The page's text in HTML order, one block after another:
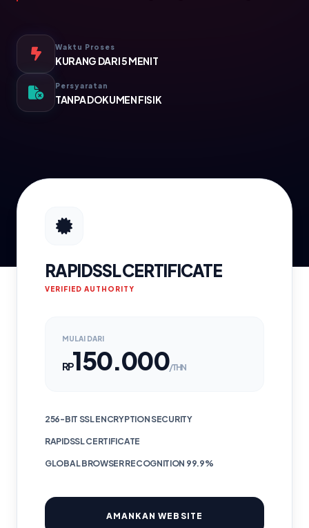
Waktu Proses
KURANG DARI 5 MENIT
Persyaratan
TANPA DOKUMEN FISIK
RAPIDSSL CERTIFICATE
VERIFIED AUTHORITY
MULAI DARI
RP150.000/THN
256-BIT SSL ENCRYPTION SECURITY
RAPIDSSL CERTIFICATE
GLOBAL BROWSER RECOGNITION 99.9%
AMANKAN WEBSITE